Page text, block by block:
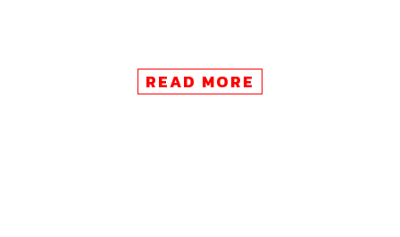
READ MORE